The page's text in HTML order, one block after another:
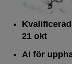
21 okt
AI för